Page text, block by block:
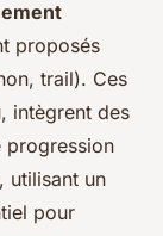
proposés
trail). Ces
intègrent des
progression
utilisant un
pour